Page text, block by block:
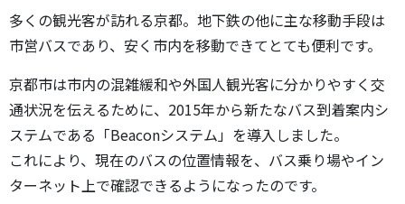
多くの観光客が訪れる京都。地下鉄の他に主な移動手段は
市営バスであり、安く市内を移動できてとても便利です。
京都市は市内の混雑緩和や外国人観光客に分かりやすく交
通状況を伝えるために、2015年から新たなバス到着案内シ
ステムである「Beaconシステム」を導入しました。
これにより、現在のバスの位置情報を、バス乗り場やイン
ターネット上で確認できるようになったのです。